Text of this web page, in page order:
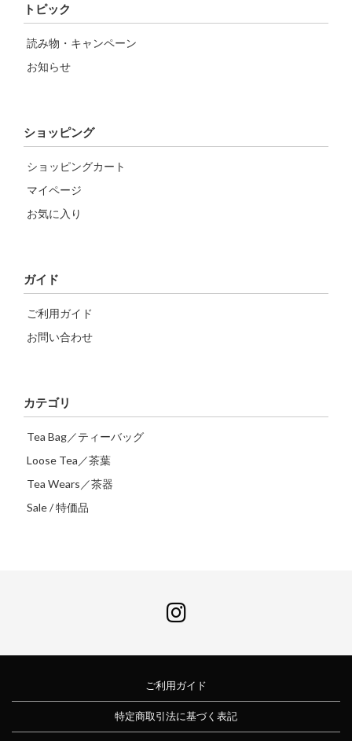
トピック
読み物・キャンペーン
お知らせ
ショッピング
ショッピングカート
マイページ
お気に入り
ガイド
ご利用ガイド
お問い合わせ
カテゴリ
Tea Bag／ティーバッグ
Loose Tea／茶葉
Tea Wears／茶器
Sale / 特価品
ご利用ガイド
特定商取引法に基づく表記